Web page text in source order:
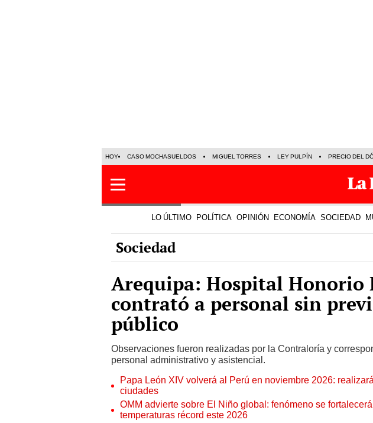
HOY CASO MOCHASUELDOS MIGUEL TORRES LEY PULPÍN PRECIO DEL
LO ÚLTIMO POLÍTICA OPINIÓN ECONOMÍA SOCIEDAD
Sociedad
Arequipa: Hospital Honorio
contrató a personal sin
público
Observaciones fueron realizadas por la Contraloría y
personal administrativo y asistencial.
Papa León XIV volverá al Perú en noviembre 2026:
ciudades
OMM advierte sobre El Niño global: fenómeno se
temperaturas récord este 2026